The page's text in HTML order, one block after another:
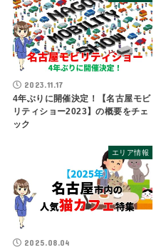
2023.11.17
4年ぶりに開催決定！【名古屋モビ
リティショー2023】の概要をチェ
ック
エリア情報
2025.08.04